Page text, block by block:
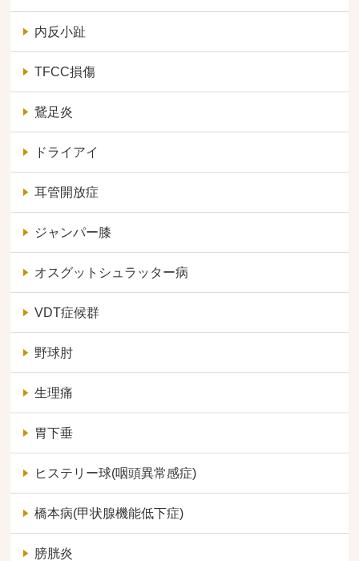
内反小趾
TFCC損傷
鵞足炎
ドライアイ
耳管開放症
ジャンパー膝
オスグットシュラッター病
VDT症候群
野球肘
生理痛
胃下垂
ヒステリー球(咽頭異常感症)
橋本病(甲状腺機能低下症)
膀胱炎